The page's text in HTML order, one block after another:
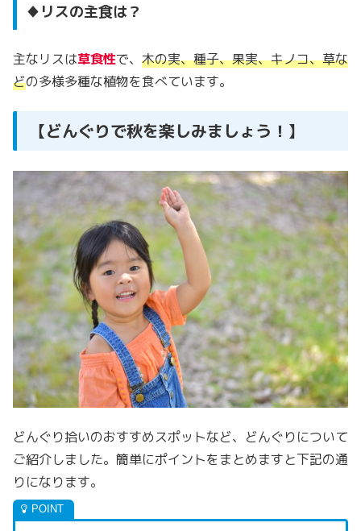
♦リスの主食は？
主なリスは草食性で、 木の実、種子、果実、キノコ、草な
どの多様多種な植物を食べています。
【どんぐりで秋を楽しみましょう！】
どんぐり拾いのおすすめスポットなど、どんぐりについて
ご紹介しました。簡単にポイントをまとめますと下記の通
りになります。